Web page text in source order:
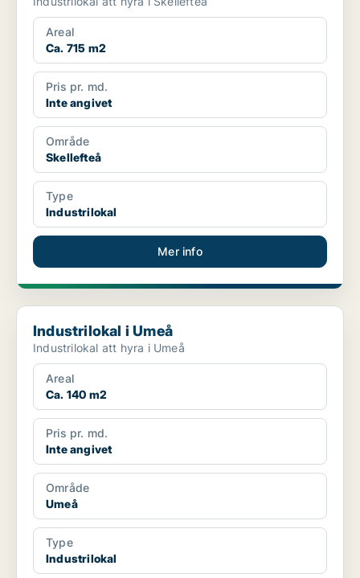
Areal
Ca. 715 m2
Pris pr. md.
Inte angivet
Område
Skellefteå
Type
Industrilokal
Mer info
Industrilokal i Umeå
Industrilokal i Umeå
Industrilokal att hyra i Umeå
Areal
Ca. 140 m2
Pris pr. md.
Inte angivet
Område
Umeå
Type
Industrilokal